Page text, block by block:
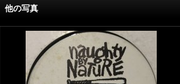
他の写真